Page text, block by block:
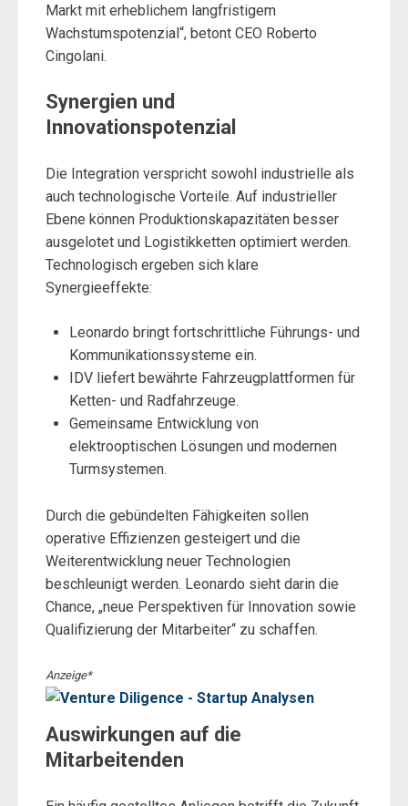
Markt mit erheblichem langfristigem
Wachstumspotenzial“, betont CEO Roberto
Cingolani.
Synergien und
Innovationspotenzial
Die Integration verspricht sowohl industrielle als
auch technologische Vorteile. Auf industrieller
Ebene können Produktionskapazitäten besser
ausgelotet und Logistikketten optimiert werden.
Technologisch ergeben sich klare
Synergieeffekte:
Leonardo bringt fortschrittliche Führungs- und
Kommunikationssysteme ein.
IDV liefert bewährte Fahrzeugplattformen für
Ketten- und Radfahrzeuge.
Gemeinsame Entwicklung von
elektrooptischen Lösungen und modernen
Turmsystemen.
Durch die gebündelten Fähigkeiten sollen
operative Effizienzen gesteigert und die
Weiterentwicklung neuer Technologien
beschleunigt werden. Leonardo sieht darin die
Chance, „neue Perspektiven für Innovation sowie
Qualifizierung der Mitarbeiter“ zu schaffen.
Anzeige*
Auswirkungen auf die
Mitarbeitenden